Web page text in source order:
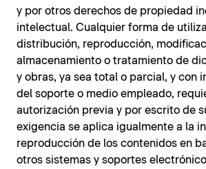
y por otros derechos de propiedad
intelectual. Cualquier forma de
distribución, reproducción,
almacenamiento o tratamiento de
y obras, ya sea total o parcial, y con
del soporte o medio empleado,
autorización previa y por escrito de
exigencia se aplica igualmente a la
reproducción de los contenidos en
otros sistemas y soportes